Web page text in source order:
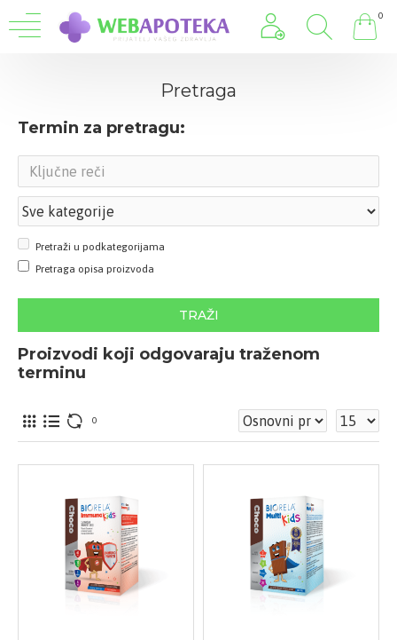
0
Pretraga
Termin za pretragu:
Pretraži u podkategorijama
Pretraga opisa proizvoda
TRAŽI
Proizvodi koji odgovaraju traženom
terminu
0